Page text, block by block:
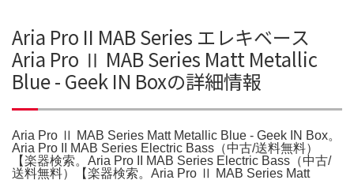
Aria Pro II MAB Series エレキベース
Aria Pro Ⅱ MAB Series Matt Metallic
Blue - Geek IN Boxの詳細情報
Aria Pro Ⅱ MAB Series Matt Metallic Blue - Geek IN Box。
Aria Pro II MAB Series Electric Bass（中古/送料無料）
【楽器検索。Aria Pro II MAB Series Electric Bass（中古/
送料無料）【楽器検索。Aria Pro Ⅱ MAB Series Matt